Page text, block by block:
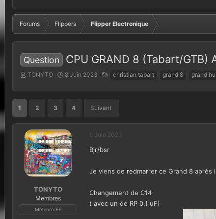
Forums Flippers Flipper Electronique
Question CPU GRAND 8 (Tabart/GTB)
A
t
e
e
l
a
d
i
s
s
TONYTO
D
t
e
é
b
u
t
8 Juin 2023
g
s
christian tabart grand 8 grand
1 2 3 4 Suivant
TONYTO
Membres
Membre FF
8 Juin 2023
Bjr/bsr
Je viens de redmarrer ce Grand 8
Changement de C14
( avec un de RP 0,1 uF)